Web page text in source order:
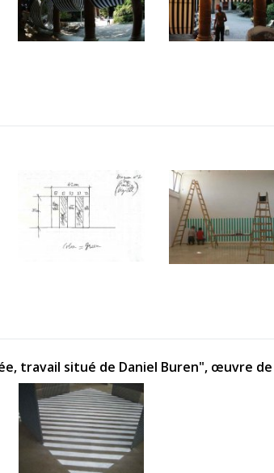
travail situé de Daniel Buren", œuvre de